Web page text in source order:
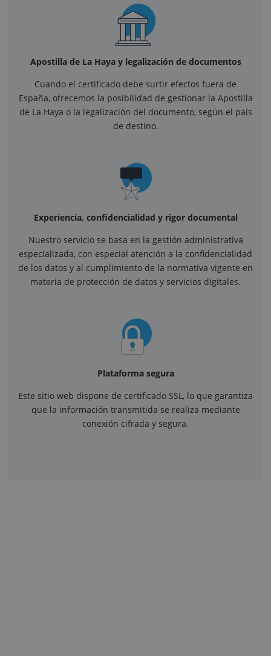
Apostilla de La Haya y legalización de documentos
Cuando el certificado debe surtir efectos fuera de
España, ofrecemos la posibilidad de gestionar la Apostilla
de La Haya o la legalización del documento, según el país
de destino.
Experiencia, confidencialidad y rigor documental
Nuestro servicio se basa en la gestión administrativa
especializada, con especial atención a la confidencialidad
de los datos y al cumplimiento de la normativa vigente en
materia de protección de datos y servicios digitales.
Plataforma segura
Este sitio web dispone de certificado SSL, lo que garantiza
que la información transmitida se realiza mediante
conexión cifrada y segura.